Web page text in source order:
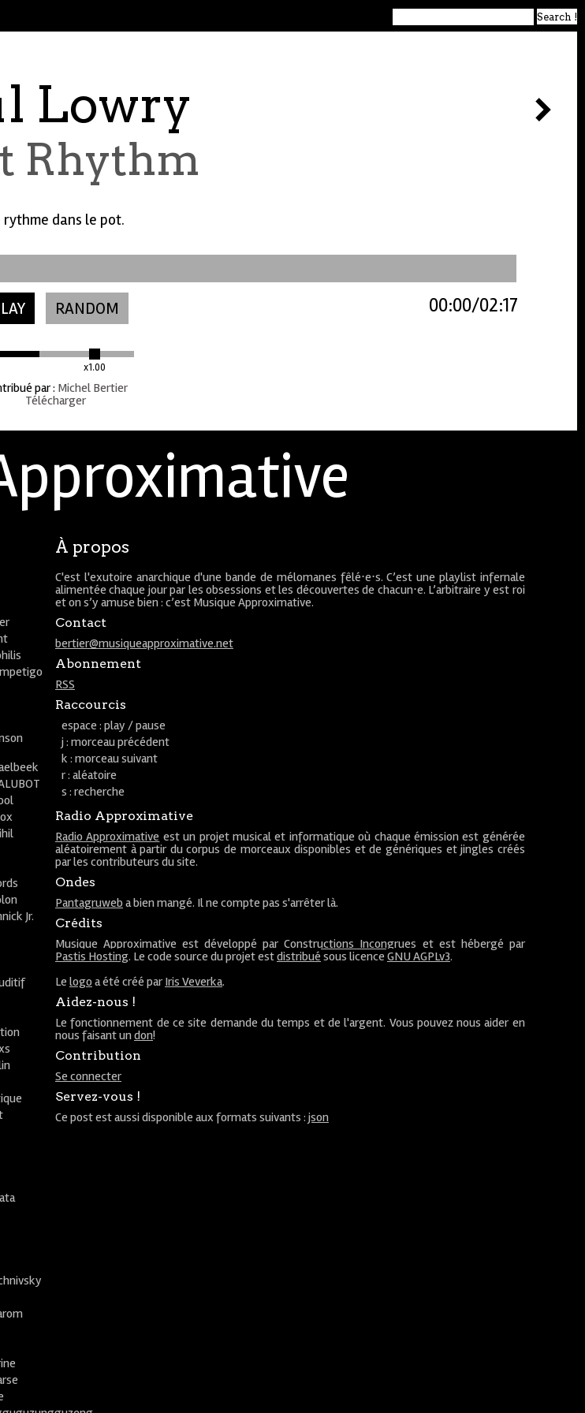
Lowry
Rhythm
rythme dans le pot.
RANDOM
x1.00
02:17
00:00
par: Michel Bertier
Télécharger
À propos
C'est l'exutoire anarchique d'une bande de mélomanes fêlé⋅e⋅s. C’est une playlist infernale
alimentée chaque jour par les obsessions et les découvertes de chacun⋅e. L’arbitraire y est roi
et on s’y amuse bien : c’est Musique Approximative.
Contact
bertier@musiqueapproximative.net
Abonnement
RSS
Raccourcis
espace : play / pause
j : morceau précédent
k : morceau suivant
r : aléatoire
s : recherche
Radio Approximative
Radio Approximative est un projet musical et informatique où chaque émission est générée
aléatoirement à partir du corpus de morceaux disponibles et de génériques et jingles créés
par les contributeurs du site.
Ondes
Pantagruweb a bien mangé. Il ne compte pas s'arrêter là.
Crédits
Musique Approximative est développé parConstructions Incongrues et est hébergé par
Pastis Hosting. Le code source du projet estdistribué sous licence GNU AGPLv3.
Le logo a été créé par Iris Veverka.
Aidez-nous !
Le fonctionnement de ce site demande du temps et de l'argent. Vous pouvez nous aider en
nous faisant undon!
Contribution
Se connecter
Servez-vous !
Ce post est aussi disponible aux formats suivants : json
Jr.